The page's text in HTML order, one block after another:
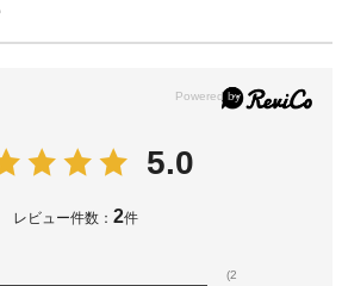
5.0
レビュー件数： 2件
(2